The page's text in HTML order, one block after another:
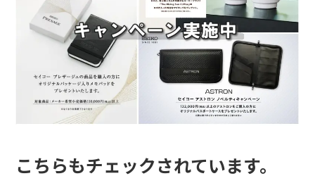
こちらもチェックされています。